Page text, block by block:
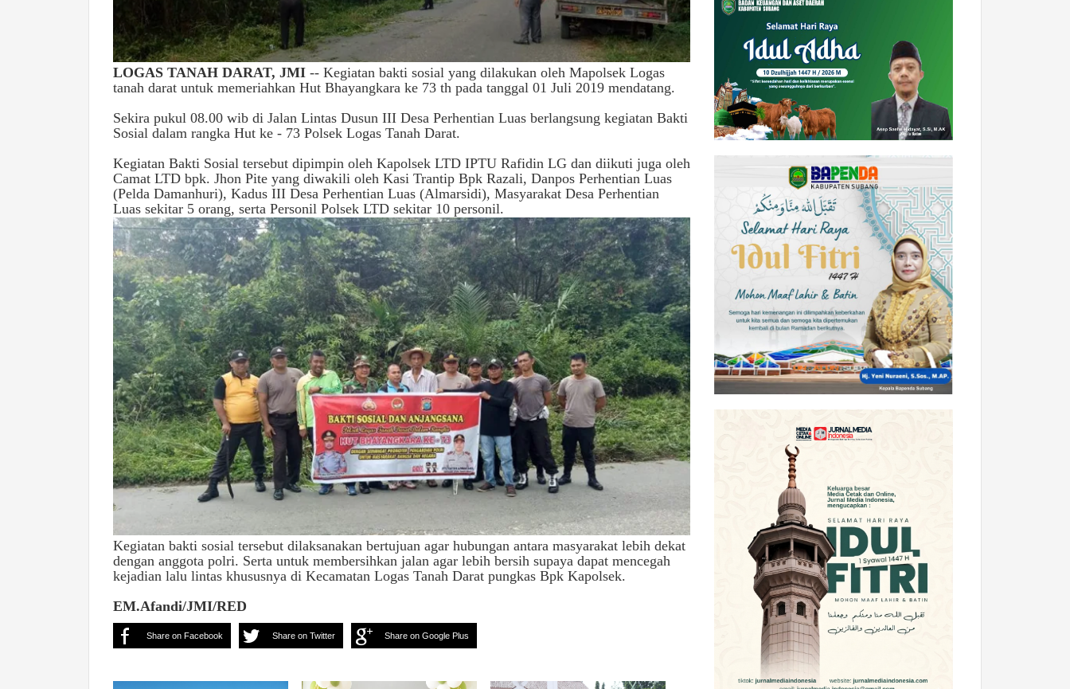
LOGAS TANAH DARAT, JMI -- Kegiatan bakti sosial yang dilakukan oleh Mapolsek Logas
tanah darat untuk memeriahkan Hut Bhayangkara ke 73 th pada tanggal 01 Juli 2019 mendatang.
Sekira pukul 08.00 wib di Jalan Lintas Dusun III Desa Perhentian Luas berlangsung kegiatan Bakti
Sosial dalam rangka Hut ke - 73 Polsek Logas Tanah Darat.
Kegiatan Bakti Sosial tersebut dipimpin oleh Kapolsek LTD IPTU Rafidin LG dan diikuti juga oleh
Camat LTD bpk. Jhon Pite yang diwakili oleh Kasi Trantip Bpk Razali, Danpos Perhentian Luas
(Pelda Damanhuri), Kadus III Desa Perhentian Luas (Almarsidi), Masyarakat Desa Perhentian
Luas sekitar 5 orang, serta Personil Polsek LTD sekitar 10 personil.
Kegiatan bakti sosial tersebut dilaksanakan bertujuan agar hubungan antara masyarakat lebih dekat
dengan anggota polri. Serta untuk membersihkan jalan agar lebih bersih supaya dapat mencegah
kejadian lalu lintas khususnya di Kecamatan Logas Tanah Darat pungkas Bpk Kapolsek.
EM.Afandi/JMI/RED
Share on Facebook Share on Twitter Share on Google Plus